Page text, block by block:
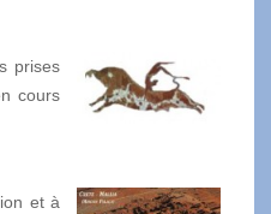
prises
cours
et à